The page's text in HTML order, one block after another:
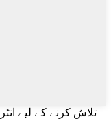
تلاش کرنے کے لیے انٹر